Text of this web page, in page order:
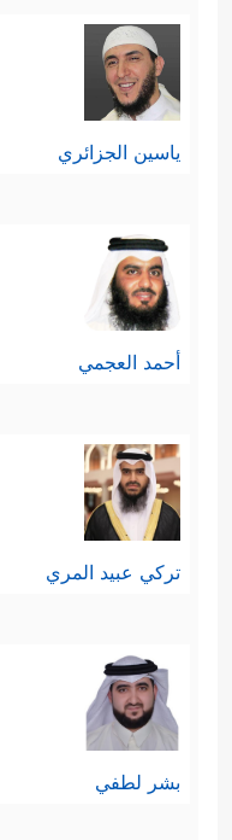
2- أداء
الاستعلاء على
في طريق
والتخفيف
﴿٢٤﴾
لِّلسَّاۤىِٕلِ
3- الإيمان
ولا في هذه
المظلوم مِمَّن
فاعل الخير
عبارة عن غابةٍ
أو ضعيفٍ، ثم
فيما بينها،
ياسين الجزائري
أحمد العجمي
تركي عبيد المري
بشر لطفي